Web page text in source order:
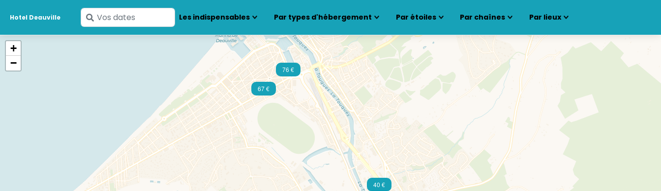
Hotel Deauville
Saisissez
vos
Les indispensables Par types d'hébergement Par étoiles Par chaînes Par lieux
40 €
67 €
76 €
+
−